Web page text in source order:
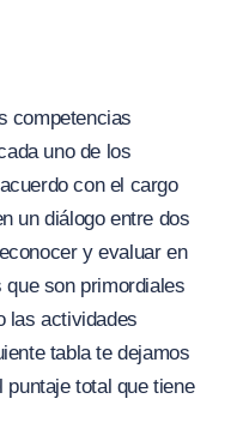
competencias
uno de los
con el cargo
un diálogo entre dos
y evaluar en
son primordiales
las actividades
tabla te dejamos
total que tiene